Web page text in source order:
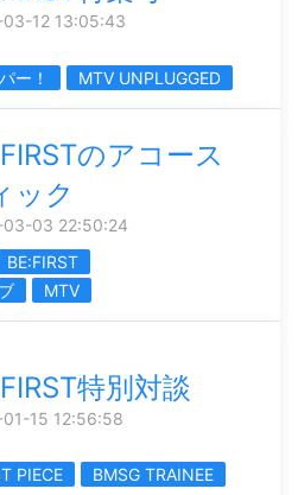
12 13:05:43
ー！ MTV UNPLUGGED
のアコース
ック
03-03 22:50:24
BE:FIRST
MTV
特別対談
15 12:56:58
PIECE BMSG TRAINEE